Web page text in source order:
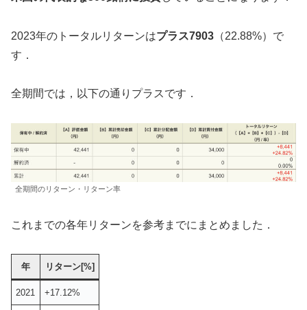
2023年のトータルリターンはプラス7903 （22.88%）で
す．
全期間では，以下の通りプラスです．
全期間のリターン・リターン率
これまでの各年リターンを参考までにまとめました．
年 リターン[%]
2021 +17.12%